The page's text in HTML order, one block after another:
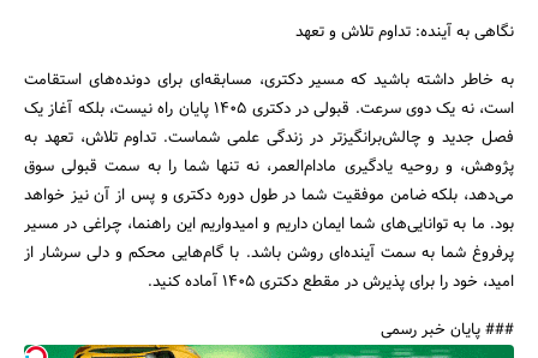
نگاهی به آینده: تداوم تلاش و تعهد
به خاطر داشته باشید که مسیر دکتری، مسابقه‌ای برای دونده‌های استقامت
است، نه یک دوی سرعت. قبولی در دکتری ۱۴۰۵ پایان راه نیست، بلکه آغاز یک
فصل جدید و چالش‌برانگیزتر در زندگی علمی شماست. تداوم تلاش، تعهد به
پژوهش، و روحیه یادگیری مادام‌العمر، نه تنها شما را به سمت قبولی سوق
می‌دهد، بلکه ضامن موفقیت شما در طول دوره دکتری و پس از آن نیز خواهد
بود. ما به توانایی‌های شما ایمان داریم و امیدواریم این راهنما، چراغی در مسیر
پرفروغ شما به سمت آینده‌ای روشن باشد. با گام‌هایی محکم و دلی سرشار از
امید، خود را برای پذیرش در مقطع دکتری ۱۴۰۵ آماده کنید.
### پایان خبر رسمی